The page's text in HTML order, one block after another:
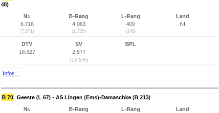
48)
Nr.
6.716
(7.571)
B-Rang
4.063
(1.735)
L-Rang
409
(149)
Land
NI
DTV
16.627
SV
2.577
(15,5%)
BPL
Infos...
B 70 Geeste (L 67) - AS Lingen (Ems)-Damaschke (B 213)
Nr.
B-Rang
L-Rang
Land